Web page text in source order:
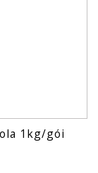
1kg/gói